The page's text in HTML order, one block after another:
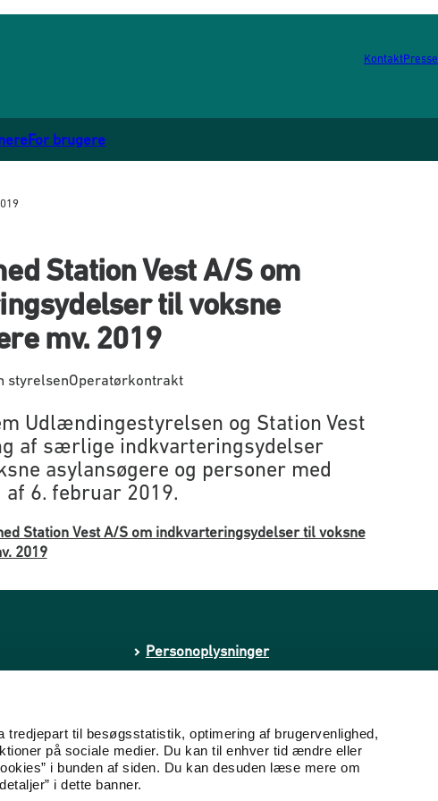
til besøgsstatistik, optimering af brugervenlighed,
på sociale medier. Du kan til enhver tid ændre eller
i bunden af siden. Du kan desuden læse mere om
i dette banner.
KontaktPresse
For brugere
Station Vest A/S om
til voksne
mv. 2019
styrelsenOperatørkontrakt
Udlændingestyrelsen og Station Vest
af særlige indkvarteringsydelser
asylansøgere og personer med
6. februar 2019.
Station Vest A/S om indkvarteringsydelser til voksne
2019
Personoplysninger
Cookies